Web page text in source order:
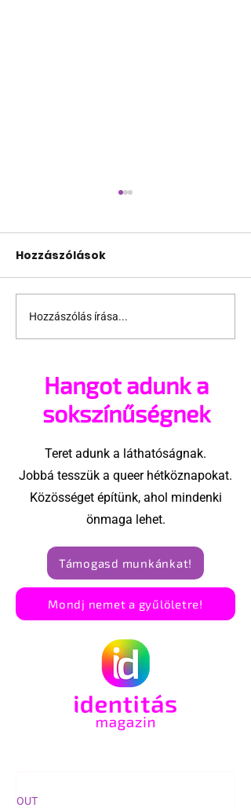
Jonathan Bailey új
szerepben tér vissza
Hozzászólások
Hozzászólás írása...
Hangot adunk a
sokszínűségnek
Teret adunk a láthatóságnak.
Jobbá tesszük a queer hétköznapokat.
Közösséget építünk, ahol mindenki
önmaga lehet.
Támogasd munkánkat!
Mondj nemet a gyűlöletre!
OUT